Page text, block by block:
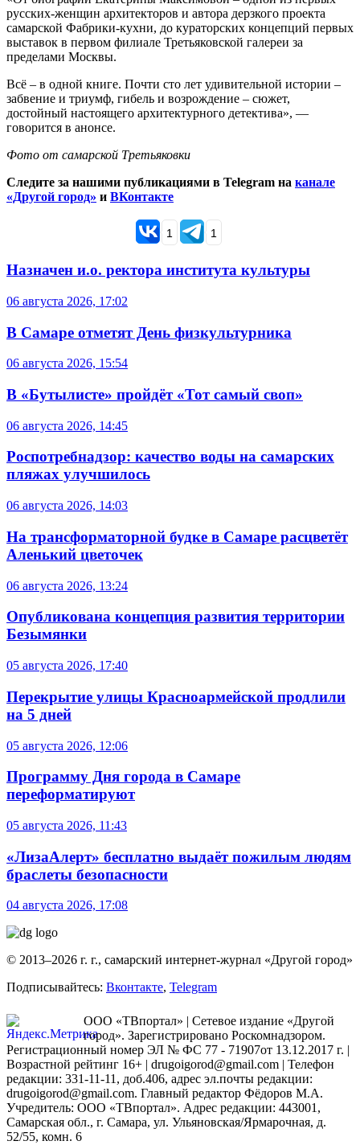
русских-женщин архитекторов и автора дерзкого проекта
самарской Фабрики-кухни, до кураторских концепций первых
выставок в первом филиале Третьяковской галереи за
пределами Москвы.
Всё – в одной книге. Почти сто лет удивительной истории –
забвение и триумф, гибель и возрождение – сюжет,
достойный настоящего архитектурного детектива», —
говорится в анонсе.
Фото от самарской Третьяковки
Следите за нашими публикациями в Telegram на канале
«Другой город» и ВКонтакте
1 1
Назначен и.о. ректора института культуры
06 августа 2026, 17:02
В Самаре отметят День физкультурника
06 августа 2026, 15:54
В «Бутылисте» пройдёт «Тот самый своп»
06 августа 2026, 14:45
Роспотребнадзор: качество воды на самарских
пляжах улучшилось
06 августа 2026, 14:03
На трансформаторной будке в Самаре расцветёт
Аленький цветочек
06 августа 2026, 13:24
Опубликована концепция развития территории
Безымянки
05 августа 2026, 17:40
Перекрытие улицы Красноармейской продлили
на 5 дней
05 августа 2026, 12:06
Программу Дня города в Самаре
переформатируют
05 августа 2026, 11:43
«ЛизаАлерт» бесплатно выдаёт пожилым людям
браслеты безопасности
04 августа 2026, 17:08
© 2013–2026 г. г., самарский интернет-журнал «Другой город»
Подписывайтесь: Вконтакте, Telegram
ООО «ТВпортал» | Сетевое издание «Другой
город». Зарегистрировано Роскомнадзором.
Регистрационный номер ЭЛ № ФС 77 - 71907от 13.12.2017 г. |
Возрастной рейтинг 16+ | drugoigorod@gmail.com | Телефон
редакции: 331-11-11, доб.406, адрес эл.почты редакции:
drugoigorod@gmail.com. Главный редактор Фёдоров М.А.
Учредитель: ООО «ТВпортал». Адрес редакции: 443001,
Самарская обл., г. Самара, ул. Ульяновская/Ярмарочная, д.
52/55, комн. 6